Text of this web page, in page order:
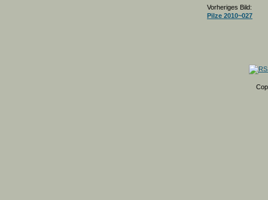
Vorheriges Bild:
Pilze 2010~027